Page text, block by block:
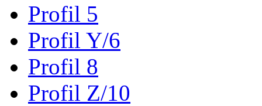
Profil 5
Profil Y/6
Profil 8
Profil Z/10